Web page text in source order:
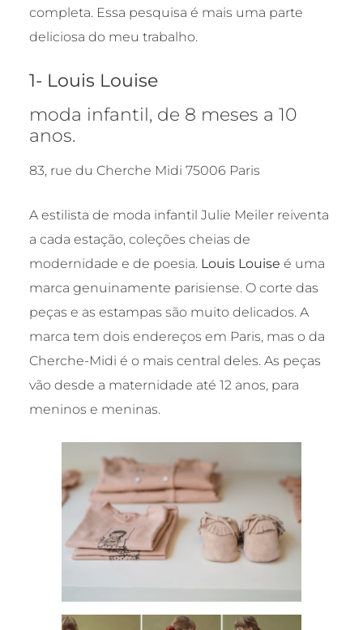
completa. Essa pesquisa é mais uma parte
deliciosa do meu trabalho.
1- Louis Louise
moda infantil, de 8 meses a 10
anos.
83, rue du Cherche Midi 75006 Paris
A estilista de moda infantil Julie Meiler reiventa
a cada estação, coleções cheias de
modernidade e de poesia. Louis Louise é uma
marca genuinamente parisiense. O corte das
peças e as estampas são muito delicados. A
marca tem dois endereços em Paris, mas o da
Cherche-Midi é o mais central deles. As peças
vão desde a maternidade até 12 anos, para
meninos e meninas.